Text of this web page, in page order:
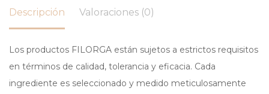
Descripción Valoraciones (0)
Los productos FILORGA están sujetos a estrictos requisitos
en términos de calidad, tolerancia y eficacia. Cada
ingrediente es seleccionado y medido meticulosamente